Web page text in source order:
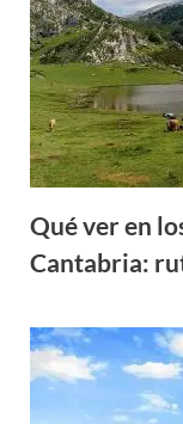
Qué ver en
Cantabria: